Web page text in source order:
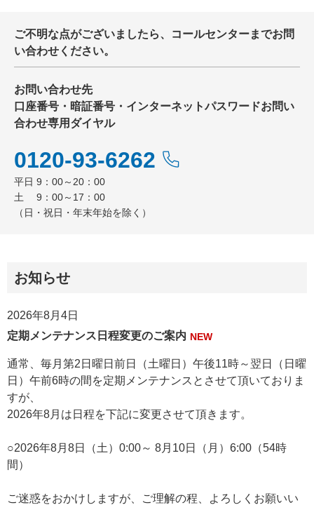
ご不明な点がございましたら、コールセンターまでお問
い合わせください。
お問い合わせ先
口座番号・暗証番号・インターネットパスワードお問い
合わせ専用ダイヤル
0120-93-6262
平日 9：00～20：00
土 9：00～17：00
（日・祝日・年末年始を除く）
お知らせ
2026年8月4日
定期メンテナンス日程変更のご案内 NEW
通常、毎月第2日曜日前日（土曜日）午後11時～翌日（日曜
日）午前6時の間を定期メンテナンスとさせて頂いておりま
すが、
2026年8月は日程を下記に変更させて頂きます。
○2026年8月8日（土）0:00～ 8月10日（月）6:00（54時
間）
ご迷惑をおかけしますが、ご理解の程、よろしくお願いい